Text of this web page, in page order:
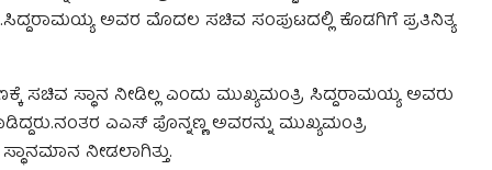
ಅವರ ಮೊದಲ ಸಚಿವ ಸಂಪುಟದಲ್ಲಿ ಕೊಡಗಿಗೆ ಪ್ರತಿನಿತ್ಯ
ಸಚಿವ ಸ್ಥಾನ ನೀಡಿಲ್ಲ ಎಂದು ಮುಖ್ಯಮಂತ್ರಿ ಸಿದ್ದರಾಮಯ್ಯ ಅವರು
ಎಎಸ್ ಪೊನ್ನಣ್ಣ ಅವರನ್ನು ಮುಖ್ಯಮಂತ್ರಿ
ನೀಡಲಾಗಿತ್ತು.